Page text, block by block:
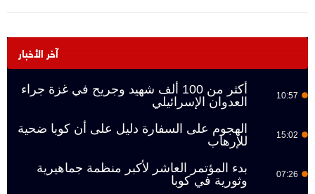
آخر الأخبار
10:57
أكثر من 100 ألف شهيد وجريح في غزة جراء
العدوان الإسرائيلي
15:02
الهجوم على السفارة دليل على أن كوبا ضحية
للإرهاب
07:26
بدء المؤتمر العاشر لأكبر منظمة جماهيرية
وثورية في كوبا